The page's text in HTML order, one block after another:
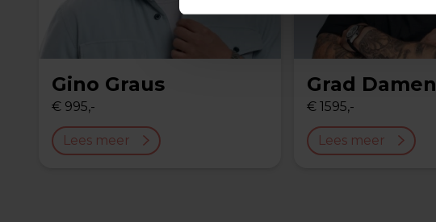
Gino Graus
€ 995,-
Lees meer
Grad Damen
€ 1595,-
Lees meer